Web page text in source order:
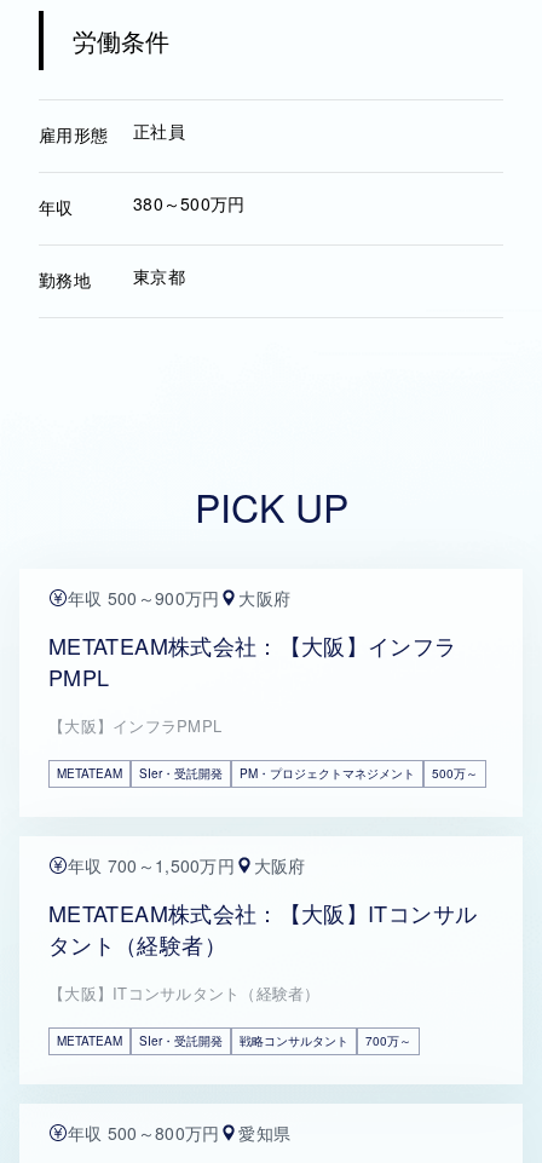
労働条件
雇用形態 正社員
年収 380～500万円
勤務地 東京都
PICK UP
年収 500～900万円 大阪府
METATEAM株式会社：【大阪】インフラ
PMPL
【大阪】インフラPMPL
METATEAM SIer・受託開発 PM・プロジェクトマネジメント 500万～
年収 700～1,500万円 大阪府
METATEAM株式会社：【大阪】ITコンサル
タント（経験者）
【大阪】ITコンサルタント（経験者）
METATEAM SIer・受託開発 戦略コンサルタント 700万～
年収 500～800万円 愛知県